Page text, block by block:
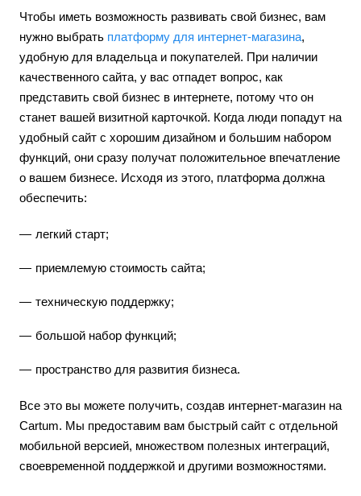
Чтобы иметь возможность развивать свой бизнес, вам
нужно выбрать платформу для интернет-магазина,
удобную для владельца и покупателей. При наличии
качественного сайта, у вас отпадет вопрос, как
представить свой бизнес в интернете, потому что он
станет вашей визитной карточкой. Когда люди попадут на
удобный сайт с хорошим дизайном и большим набором
функций, они сразу получат положительное впечатление
о вашем бизнесе. Исходя из этого, платформа должна
обеспечить:
легкий старт;
приемлемую стоимость сайта;
техническую поддержку;
большой набор функций;
пространство для развития бизнеса.
Все это вы можете получить, создав интернет-магазин на
Cartum. Мы предоставим вам быстрый сайт с отдельной
мобильной версией, множеством полезных интеграций,
своевременной поддержкой и другими возможностями.